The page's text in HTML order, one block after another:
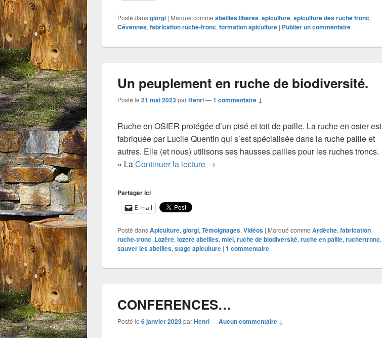
Posté dansgiorgi | Marqué comme abeilles liberes, apiculture, apiculture des ruche tronc,
Cévennes, fabrication ruche-tronc, formation apiculture | Publier un commentaire
Un peuplement en ruche de biodiversité.
Posté le 21 mai 2023parHenri—1 commentaire ↓
Ruche en OSIER protégée d’un pisé et toit de paille. La ruche en osier est
fabriquée par Lucile Quentin qui s’est spécialisée dans la ruche paille et
autres. Elle (et nous) utilisons ses hausses pailles pour les ruches troncs.
« LaContinuer la lecture Un peuplement en ruche de biodiversité.
→
Partager ici
E-mail
Posté dansApiculture, giorgi, Témoignages, Vidéos | Marqué comme Ardèche, fabrication
ruche-tronc, Lozère, lozere abeilles, miel, ruche de biodiversité, ruche en paille, ruchertronc,
sauver les abeilles, stage apiculture | 1 commentaire
CONFERENCES…
Posté le 6 janvier 2023parHenri—Aucun commentaire ↓